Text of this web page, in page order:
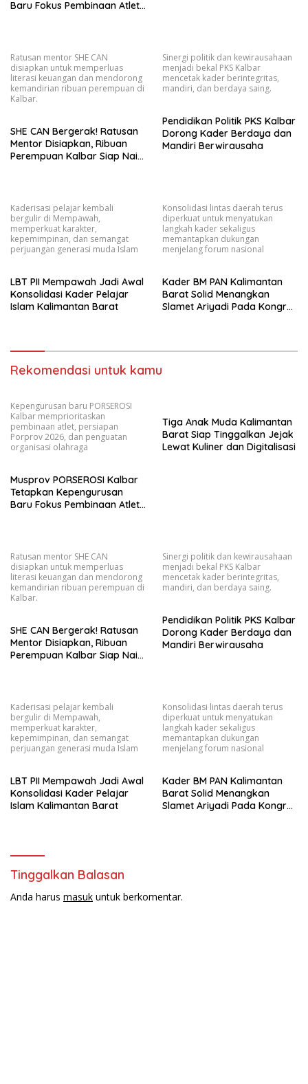
Baru Fokus Pembinaan Atlet
Ratusan mentor SHE CAN
disiapkan untuk memperluas
literasi keuangan dan mendorong
kemandirian ribuan perempuan di
Kalbar.
SHE CAN Bergerak! Ratusan
Mentor Disiapkan, Ribuan
Perempuan Kalbar Siap Naik
Sinergi politik dan kewirausahaan
menjadi bekal PKS Kalbar
mencetak kader berintegritas,
mandiri, dan berdaya saing.
Pendidikan Politik PKS Kalbar
Dorong Kader Berdaya dan
Mandiri Berwirausaha
Kaderisasi pelajar kembali
bergulir di Mempawah,
memperkuat karakter,
kepemimpinan, dan semangat
perjuangan generasi muda Islam
LBT PII Mempawah Jadi Awal
Konsolidasi Kader Pelajar
Islam Kalimantan Barat
Konsolidasi lintas daerah terus
diperkuat untuk menyatukan
langkah kader sekaligus
memantapkan dukungan
menjelang forum nasional
Kader BM PAN Kalimantan
Barat Solid Menangkan
Slamet Ariyadi Pada Kongres
Rekomendasi untuk kamu
Kepengurusan baru PORSEROSI
Kalbar memprioritaskan
pembinaan atlet, persiapan
Porprov 2026, dan penguatan
organisasi olahraga
Musprov PORSEROSI Kalbar
Tetapkan Kepengurusan
Baru Fokus Pembinaan Atlet
Tiga Anak Muda Kalimantan
Barat Siap Tinggalkan Jejak
Lewat Kuliner dan Digitalisasi
Ratusan mentor SHE CAN
disiapkan untuk memperluas
literasi keuangan dan mendorong
kemandirian ribuan perempuan di
Kalbar.
SHE CAN Bergerak! Ratusan
Mentor Disiapkan, Ribuan
Perempuan Kalbar Siap Naik
Sinergi politik dan kewirausahaan
menjadi bekal PKS Kalbar
mencetak kader berintegritas,
mandiri, dan berdaya saing.
Pendidikan Politik PKS Kalbar
Dorong Kader Berdaya dan
Mandiri Berwirausaha
Kaderisasi pelajar kembali
bergulir di Mempawah,
memperkuat karakter,
kepemimpinan, dan semangat
perjuangan generasi muda Islam
LBT PII Mempawah Jadi Awal
Konsolidasi Kader Pelajar
Islam Kalimantan Barat
Konsolidasi lintas daerah terus
diperkuat untuk menyatukan
langkah kader sekaligus
memantapkan dukungan
menjelang forum nasional
Kader BM PAN Kalimantan
Barat Solid Menangkan
Slamet Ariyadi Pada Kongres
Tinggalkan Balasan
Anda harus masuk untuk berkomentar.